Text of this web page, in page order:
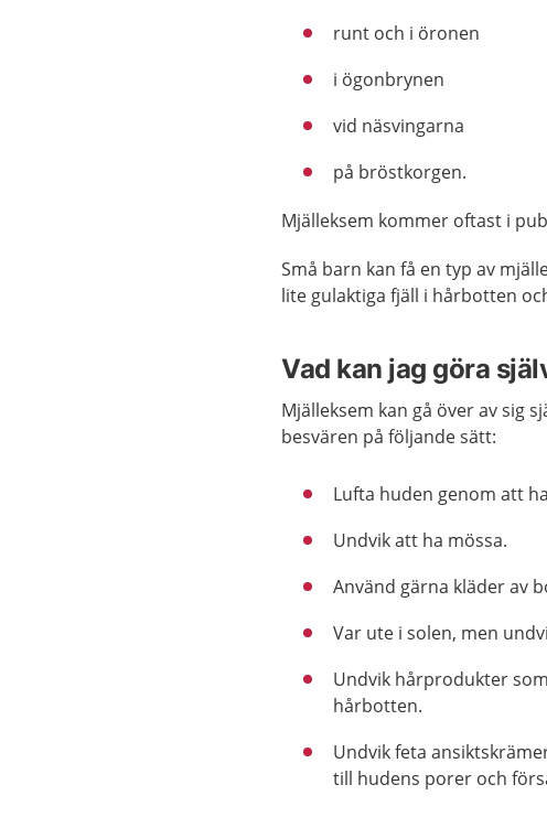
runt och i öronen
i ögonbrynen
vid näsvingarna
på bröstkorgen.
Mjälleksem kommer oftast i
Små barn kan få en typ av
lite gulaktiga fjäll i hårbotten
Vad kan jag göra
Mjälleksem kan gå över av sig
besvären på följande sätt:
Lufta huden genom att
Undvik att ha mössa.
Använd gärna kläder av
Var ute i solen, men
Undvik hårprodukter
hårbotten.
Undvik feta
till hudens porer och